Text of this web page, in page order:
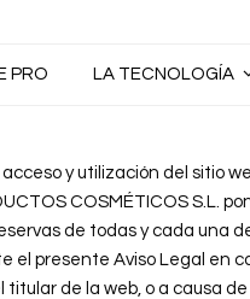
PRO LA TECNOLOGÍA
y utilización del sitio
COSMÉTICOS S.L.
de todas y cada una
presente Aviso Legal en
de la web, o a causa